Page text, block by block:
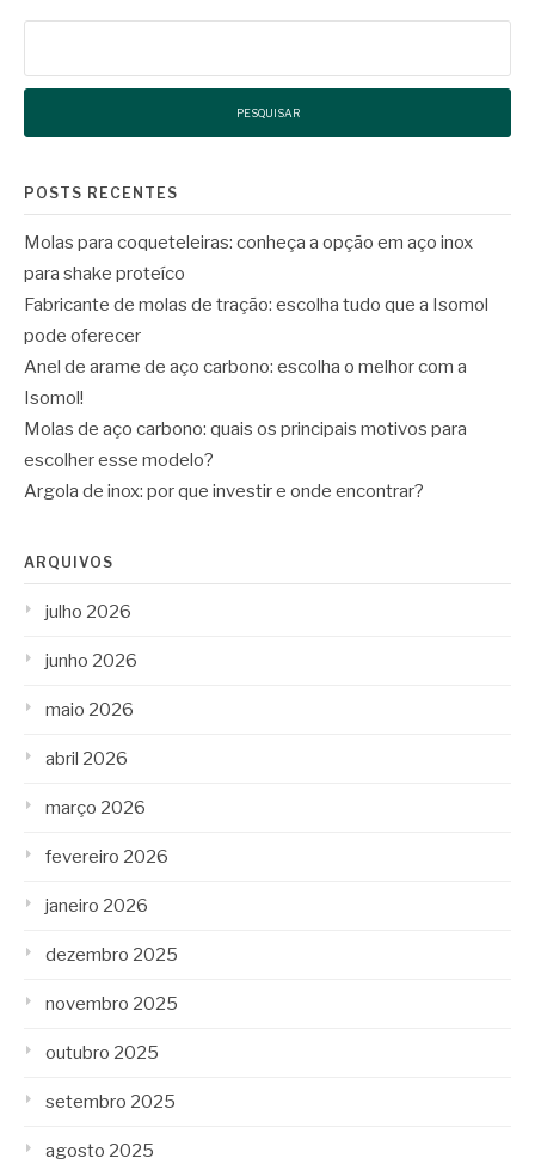
POSTS RECENTES
Molas para coqueteleiras: conheça a opção em aço inox
para shake proteíco
Fabricante de molas de tração: escolha tudo que a Isomol
pode oferecer
Anel de arame de aço carbono: escolha o melhor com a
Isomol!
Molas de aço carbono: quais os principais motivos para
escolher esse modelo?
Argola de inox: por que investir e onde encontrar?
ARQUIVOS
julho 2026
junho 2026
maio 2026
abril 2026
março 2026
fevereiro 2026
janeiro 2026
dezembro 2025
novembro 2025
outubro 2025
setembro 2025
agosto 2025